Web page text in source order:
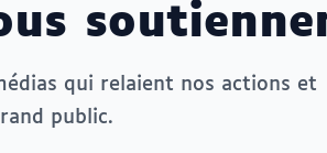
qui relaient nos actions et
public.